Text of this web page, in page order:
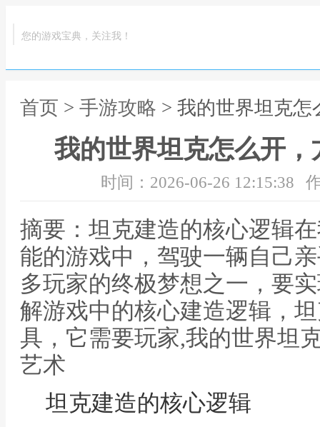
您的游戏宝典，关注我！
首页 > 手游攻略 > 我的世界坦克
我的世界坦克怎么开
时间：2026-06-26 12:15:38
摘要：坦克建造的核心逻辑
能的游戏中，驾驶一辆自己
多玩家的终极梦想之一，要
解游戏中的核心建造逻辑，
具，它需要玩家,我的世界坦
艺术
坦克建造的核心逻辑